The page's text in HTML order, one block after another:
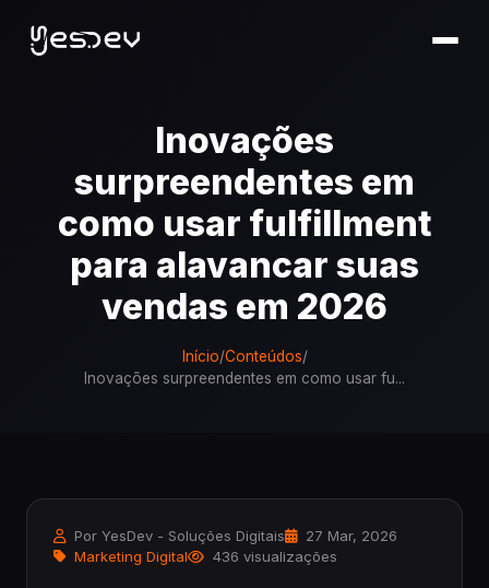
Inovações
surpreendentes em
como usar fulfillment
para alavancar suas
vendas em 2026
Início/Conteúdos/
Inovações surpreendentes em como usar fu...
Por YesDev - Soluções Digitais
27 Mar, 2026
Marketing Digital
436 visualizações